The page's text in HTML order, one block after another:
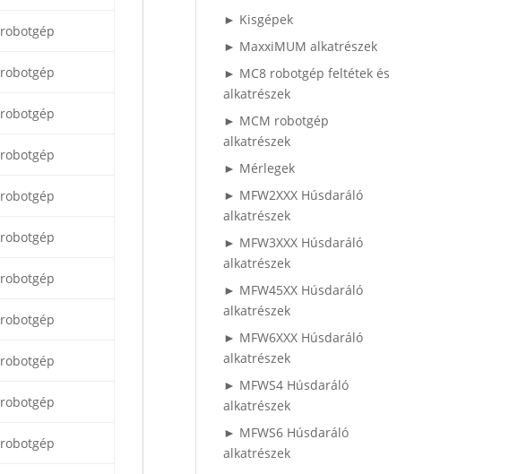
robotgép
robotgép
robotgép
robotgép
robotgép
robotgép
robotgép
robotgép
robotgép
robotgép
robotgép
► Kisgépek
► MaxxiMUM alkatrészek
► MC8 robotgép feltétek és
alkatrészek
► MCM robotgép
alkatrészek
► Mérlegek
► MFW2XXX Húsdaráló
alkatrészek
► MFW3XXX Húsdaráló
alkatrészek
► MFW45XX Húsdaráló
alkatrészek
► MFW6XXX Húsdaráló
alkatrészek
► MFWS4 Húsdaráló
alkatrészek
► MFWS6 Húsdaráló
alkatrészek